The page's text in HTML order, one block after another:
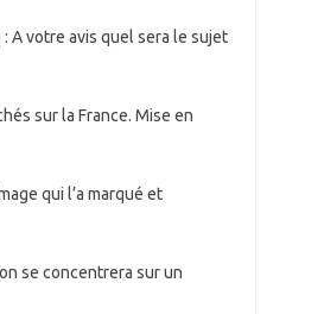
A votre avis quel sera le sujet
la France. Mise en
qui l’a marqué et
se concentrera sur un